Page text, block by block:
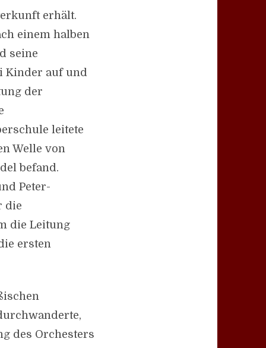
erhält.
einem halben
seine
Kinder auf und
der
leitete
Welle von
befand.
Peter-
die
die Leitung
ersten
des Orchesters